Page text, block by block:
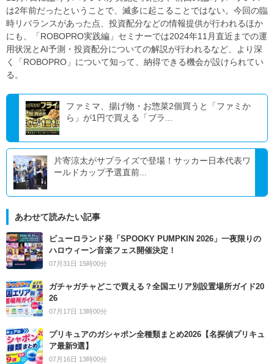
は2年前だったということで、滅多に起こることではない。今回の臨
時リバランスがあった点、投資配分などの情報提供が行われるほか
にも、「ROBOPRO実践編」セミナーでは2024年11月直近までの運
用状況とAI予測・投資配分についての解説が行われるなど、より深
く「ROBOPRO」について知って、納得できる機会が設けられてい
る。
ファミマ、揚げ物・お惣菜2個買うと「ファミか
ら」が1円で買える「ブラ...
片寄涼太がサプライズで登場！サッカー日本代表ワ
ールドカップ予選直前...
あわせて読みたい記事
ピューロランド発「SPOOKY PUMPKIN 2026」一夜限りの
ハロウィーン音楽フェス開催決定！
07月31日 15時00分
ガチャガチャどこで買える？全国エリア別設置場所ガイド20
26
07月17日 13時00分
プリキュアのガシャポン全種類まとめ2026【名探偵プリキュ
ア最新9選】
07月16日 13時00分